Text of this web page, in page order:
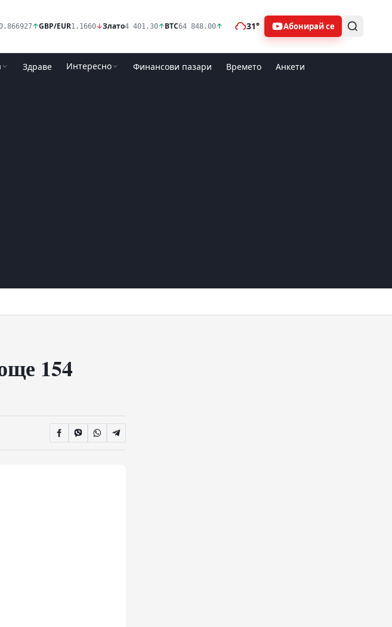
↑GBP/EUR1.1660↓Злато4 401.30↑BTC64 848.00↑ 31° Абонирай се
Здраве Интересно Финансови пазари Времето Анкети
154